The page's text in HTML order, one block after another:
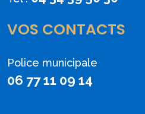
VOS CONTACTS
Police municipale
06 77 11 09 14